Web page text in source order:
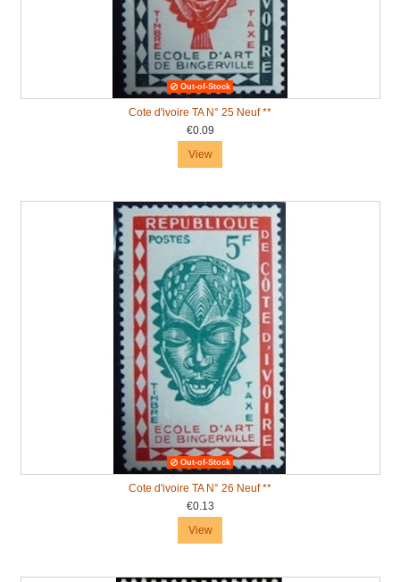
Out-of-Stock
Cote d'ivoire TA N° 25 Neuf **
€0.09
View
Out-of-Stock
Cote d'ivoire TA N° 26 Neuf **
€0.13
View